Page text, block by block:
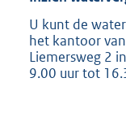
U kunt de
het kantoor
Liemersweg 2
9.00 uur tot